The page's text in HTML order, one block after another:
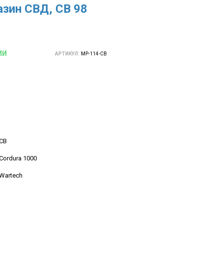
СВД, СВ 98
АРТИКУЛ: MP-114-CB
1000